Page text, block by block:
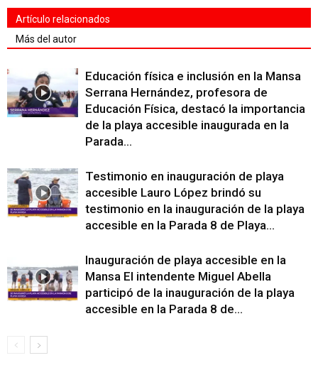
Artículo relacionados
Más del autor
Educación física e inclusión en la Mansa
Serrana Hernández, profesora de
Educación Física, destacó la importancia
de la playa accesible inaugurada en la
Parada...
Testimonio en inauguración de playa
accesible Lauro López brindó su
testimonio en la inauguración de la playa
accesible en la Parada 8 de Playa...
Inauguración de playa accesible en la
Mansa El intendente Miguel Abella
participó de la inauguración de la playa
accesible en la Parada 8 de...